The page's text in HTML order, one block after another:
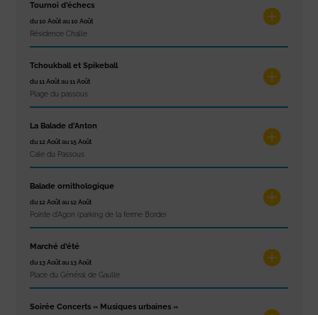
Tournoi d’échecs
du 10 Août au 10 Août
Résidence Challe
Tchoukball et Spikeball
du 11 Août au 11 Août
Plage du passous
La Balade d’Anton
du 12 Août au 15 Août
Cale du Passous
Balade ornithologique
du 12 Août au 12 Août
Pointe d'Agon (parking de la ferme Borde)
Marché d’été
du 13 Août au 13 Août
Place du Général de Gaulle
Soirée Concerts « Musiques urbaines »